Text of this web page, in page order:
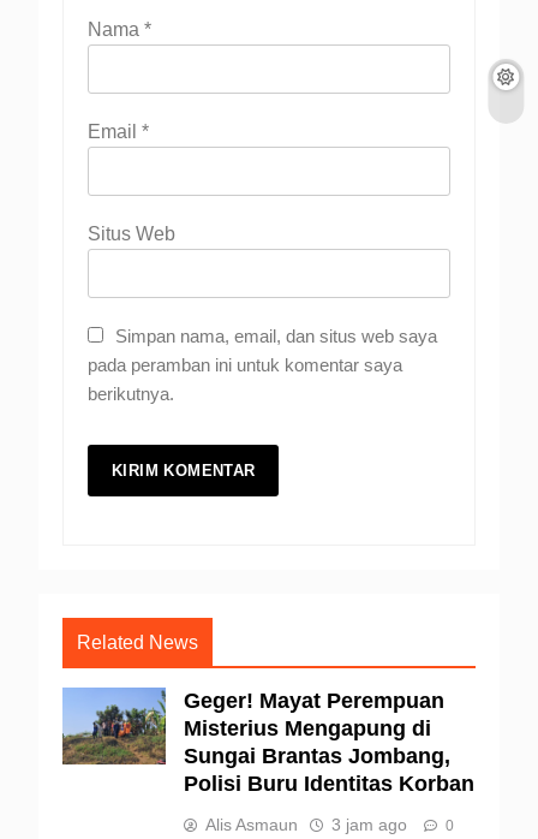
Nama *
Email *
Situs Web
Simpan nama, email, dan situs web saya
pada peramban ini untuk komentar saya
berikutnya.
Related News
Geger! Mayat Perempuan
Misterius Mengapung di
Sungai Brantas Jombang,
Polisi Buru Identitas Korban
Alis Asmaun 3 jam ago 0